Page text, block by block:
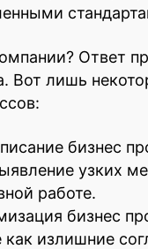
Ответ
Вот лишь
бизнес
узких
работе.
бизнес
излишние